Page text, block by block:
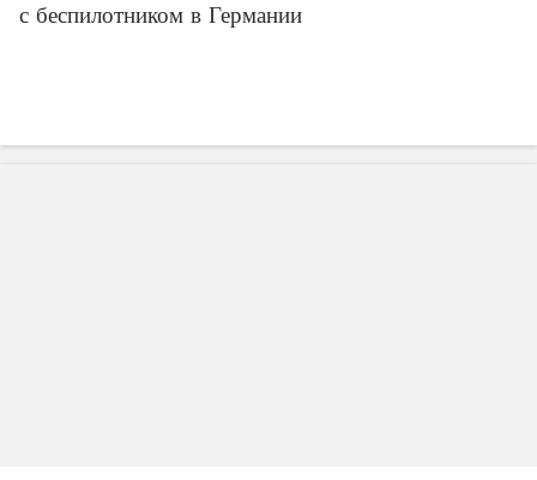
с беспилотником в Германии